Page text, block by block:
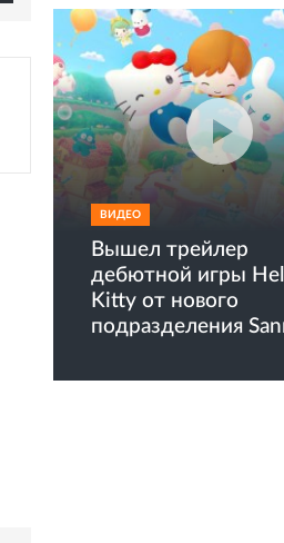
ВИДЕО
Вышел трейлер
дебютной игры
Kitty от нового
подразделения